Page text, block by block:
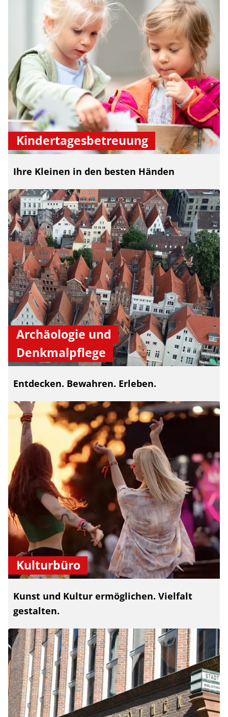
Kindertagesbetreuung
Ihre Kleinen in den besten Händen
Archäologie und
Denkmalpflege
Entdecken. Bewahren. Erleben.
Kulturbüro
Kunst und Kultur ermöglichen. Vielfalt
gestalten.